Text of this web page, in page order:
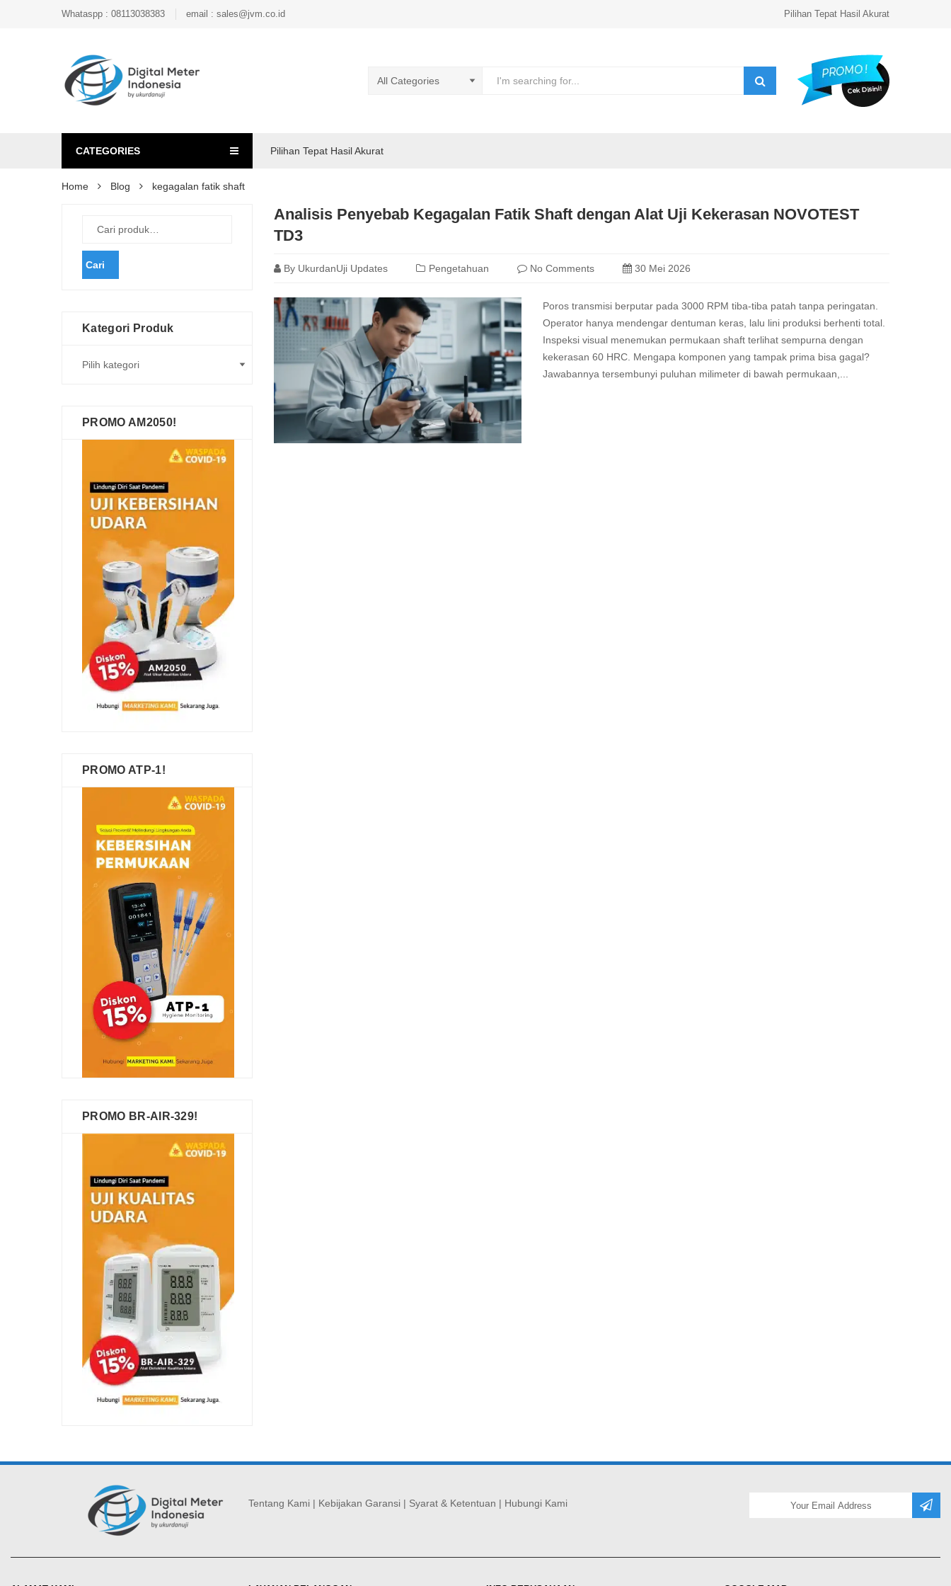
Whataspp : 08113038383 email : sales@jvm.co.id Pilihan Tepat Hasil Akurat
CATEGORIES Pilihan Tepat Hasil Akurat
Home Blog kegagalan fatik shaft
Analisis Penyebab Kegagalan Fatik Shaft dengan Alat Uji Kekerasan NOVOTEST
TD3
By UkurdanUji Updates Pengetahuan No Comments 30 Mei 2026
Poros transmisi berputar pada 3000 RPM tiba-tiba patah tanpa peringatan.
Operator hanya mendengar dentuman keras, lalu lini produksi berhenti total.
Inspeksi visual menemukan permukaan shaft terlihat sempurna dengan
kekerasan 60 HRC. Mengapa komponen yang tampak prima bisa gagal?
Jawabannya tersembunyi puluhan milimeter di bawah permukaan,...
Cari
Kategori Produk
PROMO AM2050!
PROMO ATP-1!
PROMO BR-AIR-329!
Tentang Kami | Kebijakan Garansi | Syarat & Ketentuan | Hubungi Kami